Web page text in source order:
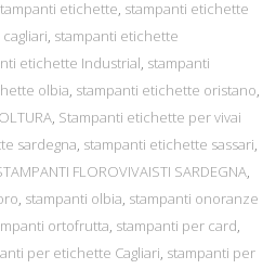
etichette, stampanti etichette
, stampanti etichette
etichette Industrial, stampanti
olbia, stampanti etichette oristano,
, Stampanti etichette per vivai
sardegna, stampanti etichette sassari,
FLOROVIVAISTI SARDEGNA,
, stampanti olbia, stampanti onoranze
ortofrutta, stampanti per card,
per etichette Cagliari, stampanti per